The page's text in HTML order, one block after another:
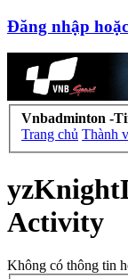
Đăng nhập
Vnbadminton -
Trang chủ Thành
Activity
Không có thông tin